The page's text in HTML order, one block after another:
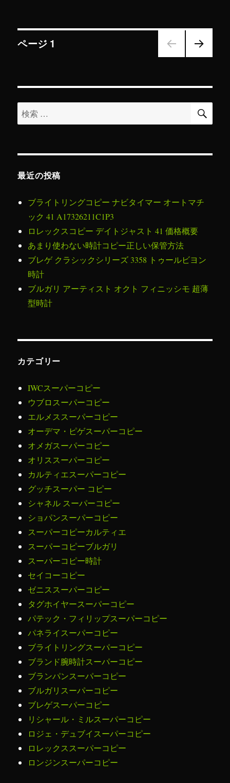
ー
投
ナ
ビ
ー
ョ
ン
ページ 1
検
索
象:
検
最近の投稿
ブライトリングコピー ナビタイマー オートマチ
ック 41 A17326211C1P3
ロレックスコピー デイトジャスト 41 価格概要
あまり使わない時計コピー正しい保管方法
ブレゲ クラシックシリーズ 3358 トゥールビヨン
時計
ブルガリ アーティスト オクト フィニッシモ 超薄
型時計
カテゴリー
IWCスーパーコピー
ウブロスーパーコピー
エルメススーパーコピー
オーデマ・ピゲスーパーコピー
オメガスーパーコピー
オリススーパーコピー
カルティエスーパーコピー
グッチスーパー コピー
シャネル スーパーコピー
ショパンスーパーコピー
スーパーコピーカルティエ
スーパーコピーブルガリ
スーパーコピー時計
セイコーコピー
ゼニススーパーコピー
タグホイヤースーパーコピー
パテック・フィリップスーパーコピー
パネライスーパーコピー
ブライトリングスーパーコピー
ブランド腕時計スーパーコピー
ブランパンスーパーコピー
ブルガリスーパーコピー
ブレゲスーパーコピー
リシャール・ミルスーパーコピー
ロジェ・デュブイスーパーコピー
ロレックススーパーコピー
ロンジンスーパーコピー